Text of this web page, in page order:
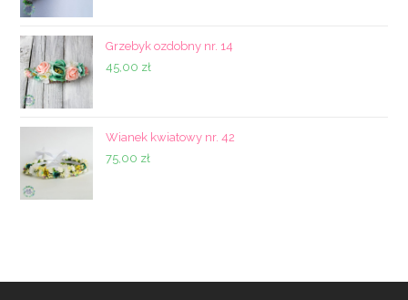
Grzebyk ozdobny nr. 14
45,00 zł
Wianek kwiatowy nr. 42
75,00 zł